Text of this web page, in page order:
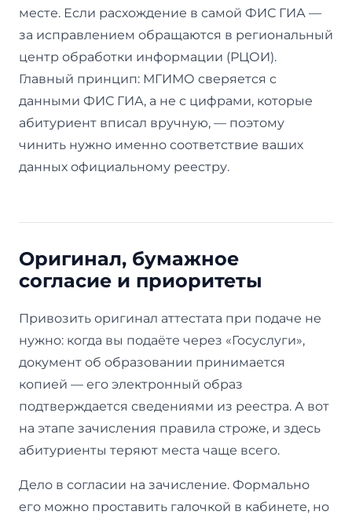
месте. Если расхождение в самой ФИС ГИА —
за исправлением обращаются в региональный
центр обработки информации (РЦОИ).
Главный принцип: МГИМО сверяется с
данными ФИС ГИА, а не с цифрами, которые
абитуриент вписал вручную, — поэтому
чинить нужно именно соответствие ваших
данных официальному реестру.
Оригинал, бумажное
согласие и приоритеты
Привозить оригинал аттестата при подаче не
нужно: когда вы подаёте через «Госуслуги»,
документ об образовании принимается
копией — его электронный образ
подтверждается сведениями из реестра. А вот
на этапе зачисления правила строже, и здесь
абитуриенты теряют места чаще всего.
Дело в согласии на зачисление. Формально
его можно проставить галочкой в кабинете, но